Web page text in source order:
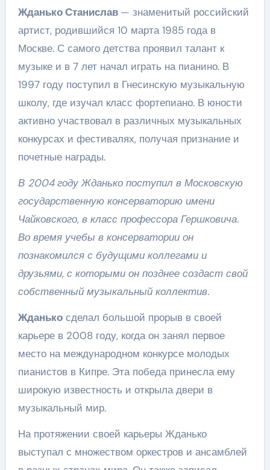
Жданько Станислав — знаменитый российский
артист, родившийся 10 марта 1985 года в
Москве. С самого детства проявил талант к
музыке и в 7 лет начал играть на пианино. В
1997 году поступил в Гнесинскую музыкальную
школу, где изучал класс фортепиано. В юности
активно участвовал в различных музыкальных
конкурсах и фестивалях, получая признание и
почетные награды.
В 2004 году Жданько поступил в Московскую
государственную консерваторию имени
Чайковского, в класс профессора Гершковича.
Во время учебы в консерватории он
познакомился с будущими коллегами и
друзьями, с которыми он позднее создаст свой
собственный музыкальный коллектив.
Жданькосделал большой прорыв в своей
карьере в 2008 году, когда он занял первое
место на международном конкурсе молодых
пианистов в Кипре. Эта победа принесла ему
широкую известность и открыла двери в
музыкальный мир.
На протяжении своей карьеры Жданько
выступал с множеством оркестров и ансамблей